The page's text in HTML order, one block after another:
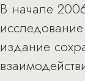
В начале
издание